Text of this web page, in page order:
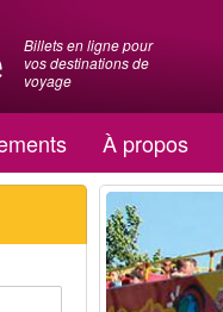
Billets en ligne pour
vos destinations de
voyage
À propos